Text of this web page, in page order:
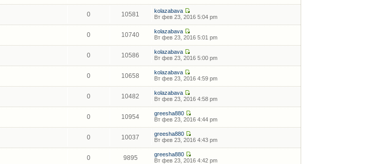
0 10581
kolazabava
Вт фев 23, 2016 5:04 pm
0 10740
kolazabava
Вт фев 23, 2016 5:01 pm
0 10586
kolazabava
Вт фев 23, 2016 5:00 pm
0 10658
kolazabava
Вт фев 23, 2016 4:59 pm
0 10482
kolazabava
Вт фев 23, 2016 4:58 pm
0 10954
greesha880
Вт фев 23, 2016 4:44 pm
0 10037
greesha880
Вт фев 23, 2016 4:43 pm
0 9895
greesha880
Вт фев 23, 2016 4:42 pm